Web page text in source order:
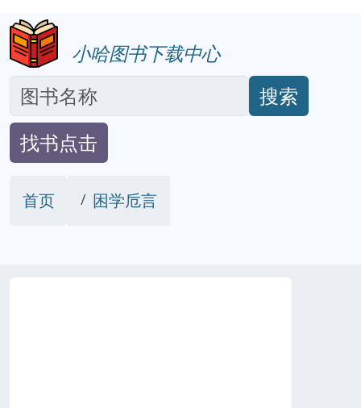
小哈图书下载中心
搜索
找书点击
首页 困学卮言